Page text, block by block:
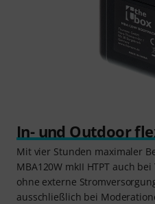
In- und Outdoor
Mit vier Stunden maximaler
MBA120W mkII HTPT auch
ohne externe
ausschließlich bei